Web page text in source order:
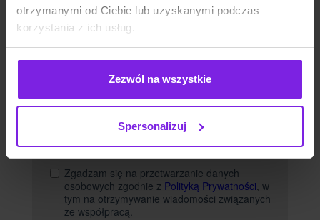
otrzymanymi od Ciebie lub uzyskanymi podczas
korzystania z ich usług.
Zezwól na wszystkie
Spersonalizuj